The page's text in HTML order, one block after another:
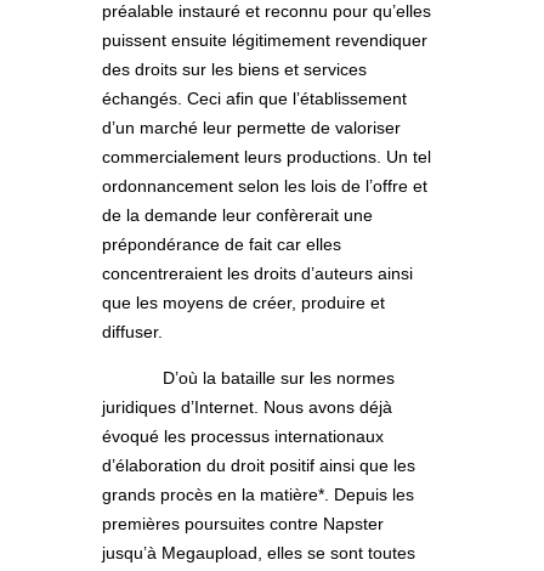
préalable instauré et reconnu pour qu’elles
puissent ensuite légitimement revendiquer
des droits sur les biens et services
échangés. Ceci afin que l’établissement
d’un marché leur permette de valoriser
commercialement leurs productions. Un tel
ordonnancement selon les lois de l’offre et
de la demande leur confèrerait une
prépondérance de fait car elles
concentreraient les droits d’auteurs ainsi
que les moyens de créer, produire et
diffuser.
D’où la bataille sur les normes
juridiques d’Internet. Nous avons déjà
évoqué les processus internationaux
d’élaboration du droit positif ainsi que les
grands procès en la matière*. Depuis les
premières poursuites contre Napster
jusqu’à Megaupload, elles se sont toutes